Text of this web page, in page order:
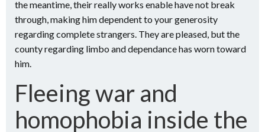
the meantime, their really works enable have not break
through, making him dependent to your generosity
regarding complete strangers. They are pleased, but the
county regarding limbo and dependance has worn toward
him.
Fleeing war and
homophobia inside the